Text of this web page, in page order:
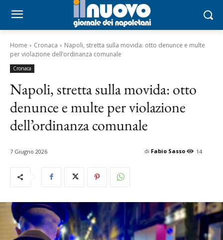
Home Cronaca
Napoli, stretta sulla movida: otto denunce e multe
per violazione dell’ordinanza comunale
Cronaca
Napoli, stretta sulla movida: otto
denunce e multe per violazione
dell’ordinanza comunale
7 Giugno 2026 14
di Fabio Sasso